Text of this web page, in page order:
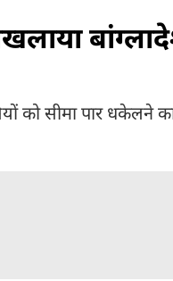
को सीमा पार